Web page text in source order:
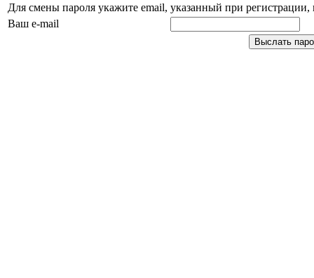
Для смены пароля укажите email, указанный при
Ваш e-mail